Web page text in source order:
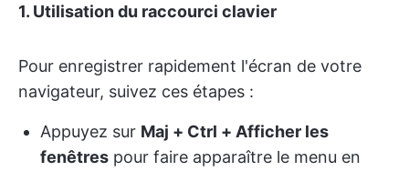
1. Utilisation du raccourci clavier
Pour enregistrer rapidement l'écran de votre
navigateur, suivez ces étapes :
Appuyez sur Maj + Ctrl + Afficher les
fenêtres pour faire apparaître le menu en